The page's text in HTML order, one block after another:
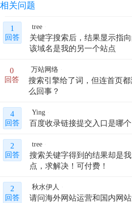
相关问题
1
回答
tree
关键字搜索后，结果显示指
该域名是我的另一个站点
0
回答
万站网络
搜索引擎给了词，但连首页
么回事？
4
回答
Ying
百度收录链接提交入口是哪个
2
回答
tree
搜索关键字得到的结果却是
点，求解决！可付费！
2
回答
秋水伊人
请问海外网站运营和国内网